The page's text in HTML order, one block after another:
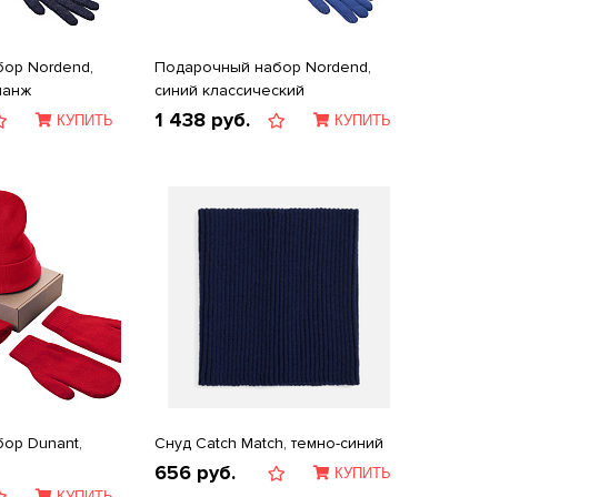
Nordend,
КУПИТЬ
Подарочный набор Nordend,
синий классический
1 438 руб. КУПИТЬ
Dunant,
Снуд Catch Match, темно-синий
656 руб. КУПИТЬ